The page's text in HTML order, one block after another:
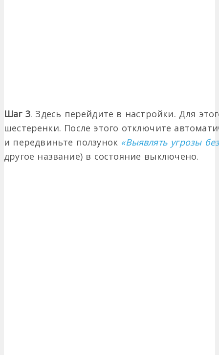
Шаг 3. Здесь перейдите в настройки. Для
шестеренки. После этого отключите
и передвиньте ползунок «Выявлять угрозы
другое название) в состояние выключено.